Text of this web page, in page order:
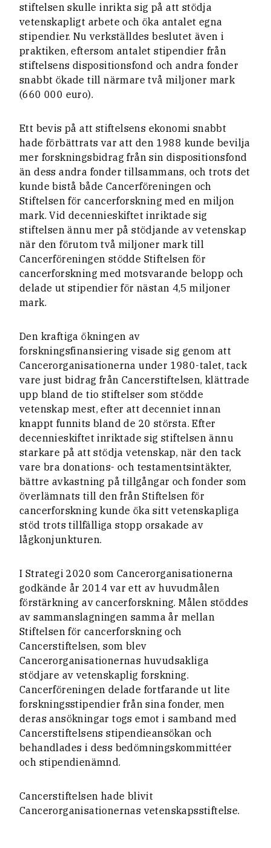
stiftelsen skulle inrikta sig på att stödja
vetenskapligt arbete och öka antalet egna
stipendier. Nu verkställdes beslutet även i
praktiken, eftersom antalet stipendier från
stiftelsens dispositionsfond och andra fonder
snabbt ökade till närmare två miljoner mark
(660 000 euro).
Ett bevis på att stiftelsens ekonomi snabbt
hade förbättrats var att den 1988 kunde bevilja
mer forskningsbidrag från sin dispositionsfond
än dess andra fonder tillsammans, och trots det
kunde bistå både Cancerföreningen och
Stiftelsen för cancerforskning med en miljon
mark. Vid decennieskiftet inriktade sig
stiftelsen ännu mer på stödjande av vetenskap
när den förutom två miljoner mark till
Cancerföreningen stödde Stiftelsen för
cancerforskning med motsvarande belopp och
delade ut stipendier för nästan 4,5 miljoner
mark.
Den kraftiga ökningen av
forskningsfinansiering visade sig genom att
Cancerorganisationerna under 1980-talet, tack
vare just bidrag från Cancerstiftelsen, klättrade
upp bland de tio stiftelser som stödde
vetenskap mest, efter att decenniet innan
knappt funnits bland de 20 största. Efter
decennieskiftet inriktade sig stiftelsen ännu
starkare på att stödja vetenskap, när den tack
vare bra donations- och testamentsintäkter,
bättre avkastning på tillgångar och fonder som
överlämnats till den från Stiftelsen för
cancerforskning kunde öka sitt vetenskapliga
stöd trots tillfälliga stopp orsakade av
lågkonjunkturen.
I Strategi 2020 som Cancerorganisationerna
godkände år 2014 var ett av huvudmålen
förstärkning av cancerforskning. Målen stöddes
av sammanslagningen samma år mellan
Stiftelsen för cancerforskning och
Cancerstiftelsen, som blev
Cancerorganisationernas huvudsakliga
stödjare av vetenskaplig forskning.
Cancerföreningen delade fortfarande ut lite
forskningsstipendier från sina fonder, men
deras ansökningar togs emot i samband med
Cancerstiftelsens stipendieansökan och
behandlades i dess bedömningskommittéer
och stipendienämnd.
Cancerstiftelsen hade blivit
Cancerorganisationernas vetenskapsstiftelse.